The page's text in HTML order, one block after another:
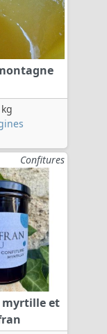
Confitures
et